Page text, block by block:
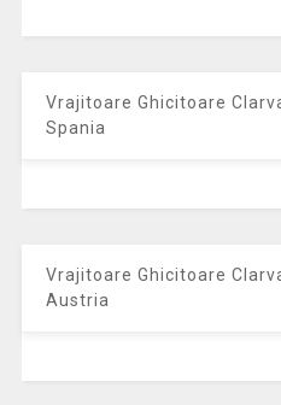
Vrajitoare Ghicitoare
Spania
Vrajitoare Ghicitoare
Austria